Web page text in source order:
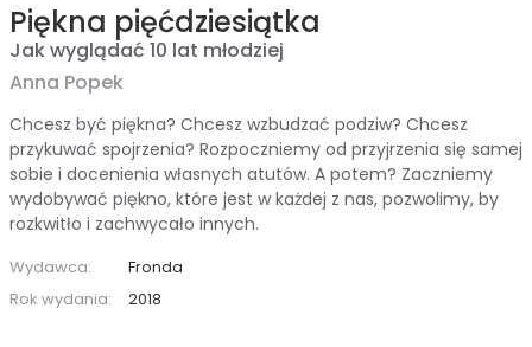
Piękna pięćdziesiątka
Jak wyglądać 10 lat młodziej
Anna Popek
Chcesz być piękna? Chcesz wzbudzać podziw? Chcesz
przykuwać spojrzenia? Rozpoczniemy od przyjrzenia się samej
sobie i docenienia własnych atutów. A potem? Zaczniemy
wydobywać piękno, które jest w każdej z nas, pozwolimy, by
rozkwitło i zachwycało innych.
Wydawca:
Fronda
Rok wydania:
2018